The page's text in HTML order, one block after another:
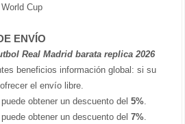
Cup
ENVÍO
Real Madrid barata replica 2026
beneficios información global: si su
el envío libre.
obtener un descuento del 5%.
obtener un descuento del 7%.